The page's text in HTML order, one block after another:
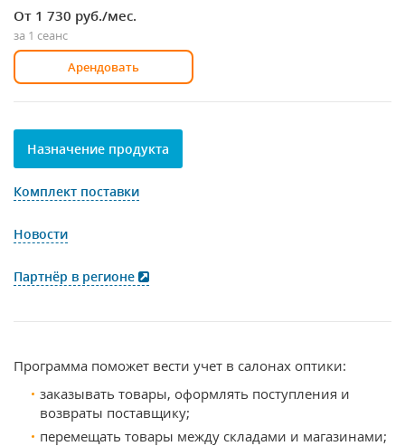
От 1 730 руб./мес.
за 1 сеанс
Арендовать
Назначение продукта
Комплект поставки
Новости
Партнёр в регионе
Программа поможет вести учет в салонах оптики:
заказывать товары, оформлять поступления и
возвраты поставщику;
перемещать товары между складами и магазинами;